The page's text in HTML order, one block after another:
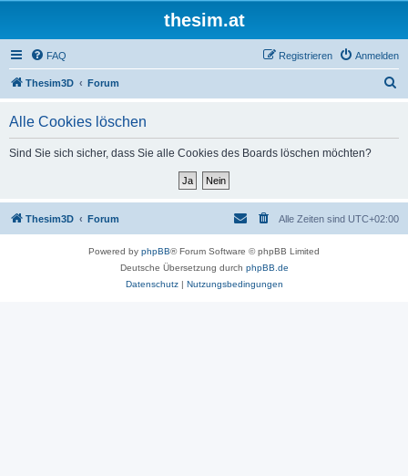
thesim.at
FAQ Anmelden
Registrieren
Thesim3D Forum
Alle Cookies löschen
Sind Sie sich sicher, dass Sie alle Cookies des Boards löschen möchten?
Thesim3D Forum Alle Zeiten sind UTC+02:00
Powered by phpBB® Forum Software © phpBB Limited
Deutsche Übersetzung durch phpBB.de
Datenschutz| Nutzungsbedingungen